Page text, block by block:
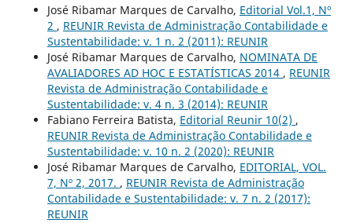
José Ribamar Marques de Carvalho, Editorial Vol.1, Nº
2 , REUNIR Revista de Administração Contabilidade e
Sustentabilidade: v. 1 n. 2 (2011): REUNIR
José Ribamar Marques de Carvalho, NOMINATA DE
AVALIADORES AD HOC E ESTATÍSTICAS 2014 , REUNIR
Revista de Administração Contabilidade e
Sustentabilidade: v. 4 n. 3 (2014): REUNIR
Fabiano Ferreira Batista, Editorial Reunir 10(2) ,
REUNIR Revista de Administração Contabilidade e
Sustentabilidade: v. 10 n. 2 (2020): REUNIR
José Ribamar Marques de Carvalho, EDITORIAL, VOL.
7, Nº 2, 2017. , REUNIR Revista de Administração
Contabilidade e Sustentabilidade: v. 7 n. 2 (2017):
REUNIR